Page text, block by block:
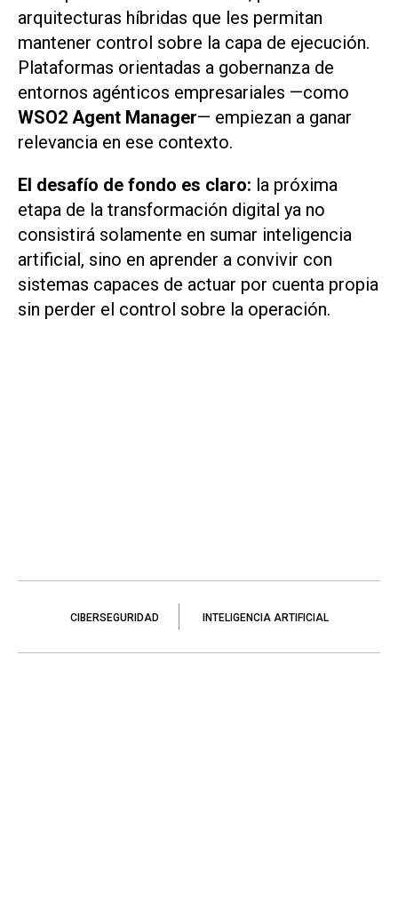
arquitecturas híbridas que les permitan
mantener control sobre la capa de ejecución.
Plataformas orientadas a gobernanza de
entornos agénticos empresariales —como
WSO2 Agent Manager— empiezan a ganar
relevancia en ese contexto.
El desafío de fondo es claro: la próxima
etapa de la transformación digital ya no
consistirá solamente en sumar inteligencia
artificial, sino en aprender a convivir con
sistemas capaces de actuar por cuenta propia
sin perder el control sobre la operación.
CIBERSEGURIDAD INTELIGENCIA ARTIFICIAL